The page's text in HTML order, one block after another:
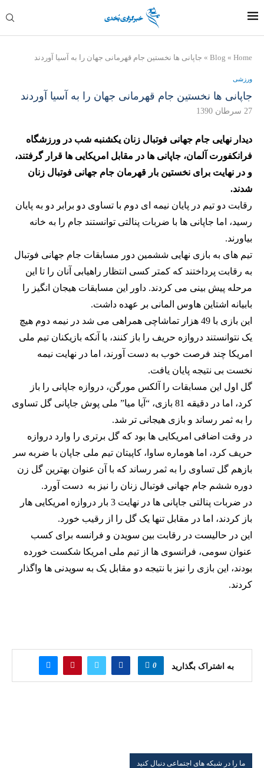
Home
»
Blog
» جاپانی ها نخستین جام قهرمانی جهان را به آسیا آوردند
ورزشی
جاپانی ها نخستین جام قهرمانی جهان را به آسیا آوردند
27 سرطان 1390
دیدار نهایی جام جهانی فوتبال زنان یکشنبه شب در ورزشگاه
فرانکفورت آلمان، جاپانی ها در مقابل امریکایی ها قرار گرفتند،
و در نهایت برای نخستین بار قهرمان جام جهانی فوتبال زنان
شدند.
رقابت دو تیم در پایان نیمه ای دوم با تساوی دو برابر دو به پایان
رسید، اما جاپانی ها با ضربات پنالتی توانستند جام را به خانه
بیاورند.
تیم های به بازی نهایی ششمین دور مسابقات جام جهانی فوتبال
به رقابت پرداختند که کمتر کسی انتظار راهیابی آنان را تا این
مرحله پیش بینی می کردند. داور این مسابقات هیجان انگیز را
بابیانه اشتاین هاوس المانی بر عهده داشت.
این بازی با 49 هزار تماشاچی همراهی می شد در نیمه دوم هیچ
یک نتوانستند دروازه حریف را باز کنند، با آنکه بازیکنان تیم ملی
امریکا چند فرصت خوب به دست آورند، اما در نهایت نیمه
نخست بی نتیجه پایان یافت.
گل اول این مسابقات را آلکس مورگن، دروازه جاپانی را باز
کرد، اما در دقیقه 81 بازی، “آیا میا” ملی پوش جاپانی گل تساوی
را به ثمر رساند و بازی هیجانی تر شد.
در وقت اضافی امریکایی ها بود که گل برتری را وارد دروازه
حریف کرد، اما هوماره ساوا، کاپیتان تیم ملی جاپان با ضربه سر
بازهم گل تساوی را به ثمر رساند که با آن عنوان بهترین گل زن
دوره ششم جام جهانی فوتبال زنان را نیز به دست آورد.
در ضربات پنالتی جاپانی ها در نهایت 3 بار دروازه امریکایی هار
باز کردند، اما در مقابل تنها یک گل را از رقیب خورد.
این در حالیست در رقابت بین سویدن و فرانسه برای کسب
عنوان سومی، فرانسوی ها از تیم ملی امریکا شکست خورده
بودند، این بازی را نیز با نتیجه دو مقابل یک به سویدنی ها واگذار
کردند.
به اشتراک بگذارید 0
ما را در شبکه های اجتماعی دنبال کنید